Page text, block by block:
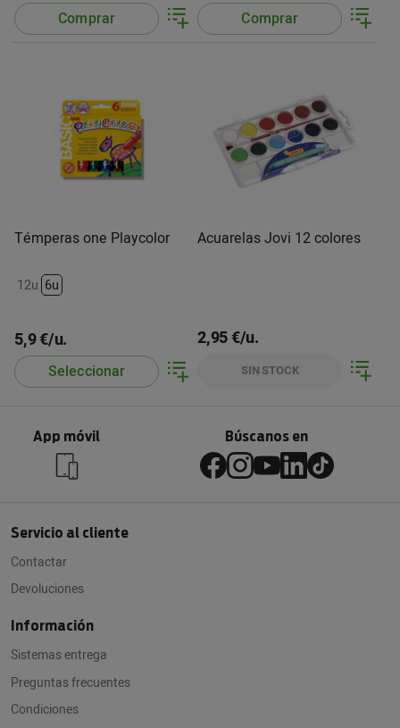
Comprar Comprar
Témperas one Playcolor
12u 6u
5,9 €/u.
Seleccionar
Acuarelas Jovi 12 colores
2,95 €/u.
SIN STOCK
App móvil Búscanos en
Servicio al cliente
Contactar
Devoluciones
Información
Sistemas entrega
Preguntas frecuentes
Condiciones